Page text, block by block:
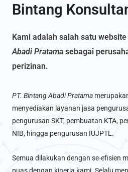
Bintang
Kami adalah salah satu
Abadi Pratama sebagai
perizinan.
PT. Bintang Abadi Pratama
menyediakan layanan jasa
pengurusan SKT, pembuatan KTA,
NIB, hingga pengurusan IUJPTL.
Semua dilakukan dengan se-efisien
puas dengan kinerja kami. Selalu